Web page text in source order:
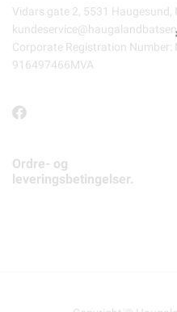
Vidars gate 2, 5531 Haugesund,
Corporate Registration Number:
916497466MVA
Ordre- og
leveringsbetingelser.